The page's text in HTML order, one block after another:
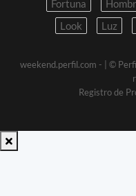
Fortuna
Look
Luz
weekend.perfil.com -
| ©
Registro de